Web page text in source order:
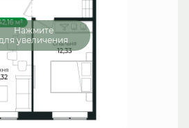
Нажмите
увеличения